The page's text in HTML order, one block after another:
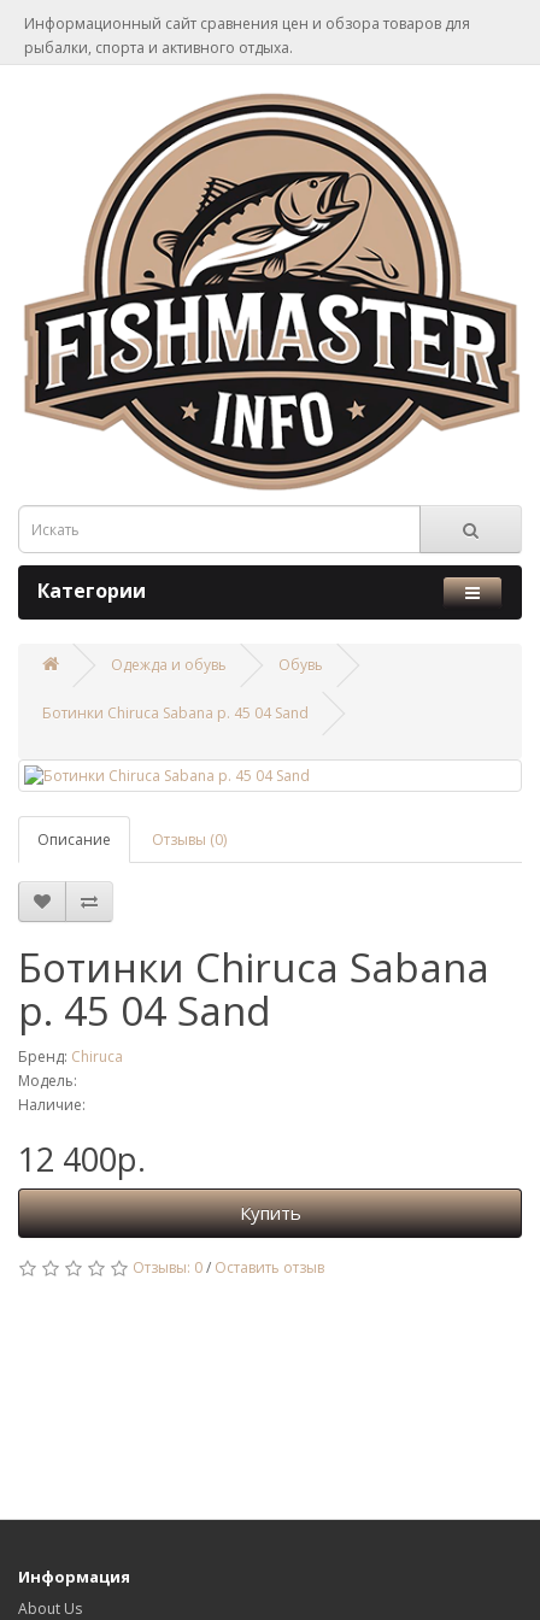
Информационный сайт сравнения цен и обзора товаров для
рыбалки, спорта и активного отдыха.
Категории
Одежда и обувь Обувь
Ботинки Chiruca Sabana р. 45 04 Sand
Описание Отзывы (0)
Ботинки Chiruca Sabana
р. 45 04 Sand
Бренд: Chiruca
Модель:
Наличие:
12 400р.
Купить
Отзывы: 0/ Оставить отзыв
Информация
About Us